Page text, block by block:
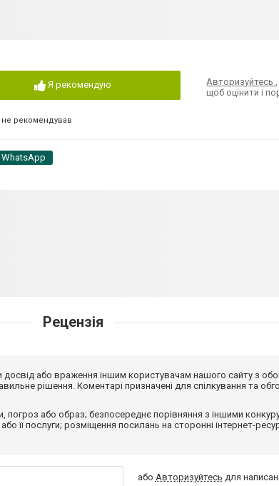
Я рекомендую
не рекомендував
Авторизуйтесь,
щоб оцінити і
WhatsApp
Рецензія
досвід або враження іншим користувачам нашого сайту з
рішення. Коментарі призначені для спілкування та
погроз або образ; безпосереднє порівняння з іншими
її послуги; розміщення посилань на сторонні інтернет-
або Авторизуйтесь для